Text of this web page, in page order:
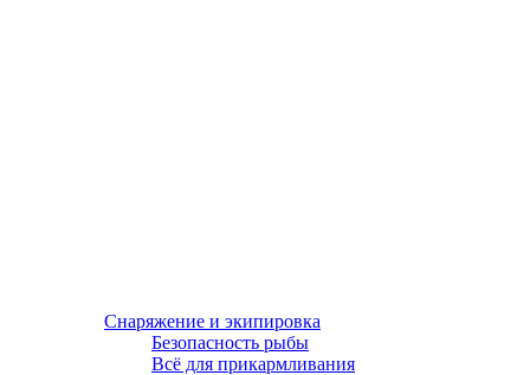
Снаряжение и экипировка
Безопасность рыбы
Всё для прикармливания